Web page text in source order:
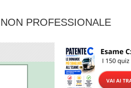
PROFESSIONALE